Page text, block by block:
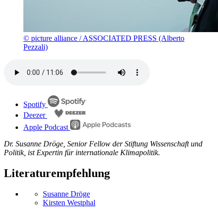
© picture alliance / ASSOCIATED PRESS (Alberto
Pezzali)
Spotify
Deezer
Apple Podcast
Dr. Susanne Dröge, Senior Fellow der Stiftung Wissenschaft und
Politik, ist Expertin für internationale Klimapolitik.
Literaturempfehlung
Susanne Dröge
Kirsten Westphal